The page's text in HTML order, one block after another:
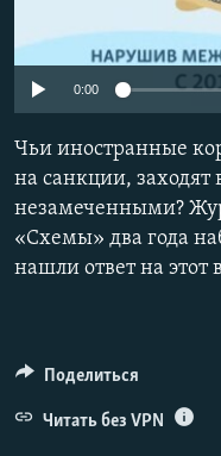
КРЫМ.НЕПОКОРЕННЫЙ
УКРАИНСКАЯ ПРОБЛЕМА
Все сайты RFE/RL
0:00
Чьи иностранные
на санкции,
незамеченными?
«Схемы» два года
нашли ответ на этот
Поделиться
Читать без VPN